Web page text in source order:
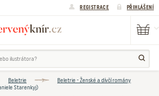
REGISTRACE PŘIHLÁŠENÍ
Beletrie
Beletrie - Ženské a dívčí romány
Starenkyj)